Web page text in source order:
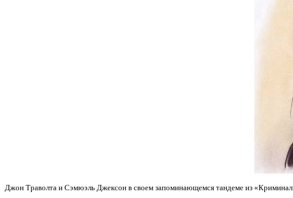
Джон Траволта и Сэмюэль Джексон в своем запоминающемся тандеме из